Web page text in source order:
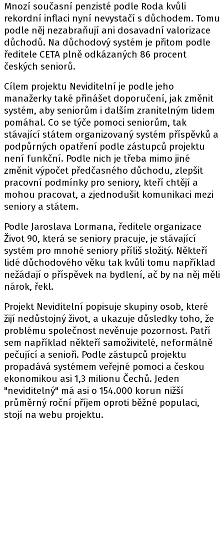
Mnozí současní penzisté podle Roda kvůli
rekordní inflaci nyní nevystačí s důchodem. Tomu
podle něj nezabraňují ani dosavadní valorizace
důchodů. Na důchodový systém je přitom podle
ředitele CETA plně odkázaných 86 procent
českých seniorů.
Cílem projektu Neviditelní je podle jeho
manažerky také přinášet doporučení, jak změnit
systém, aby seniorům i dalším zranitelným lidem
pomáhal. Co se týče pomoci seniorům, tak
stávající státem organizovaný systém příspěvků a
podpůrných opatření podle zástupců projektu
není funkční. Podle nich je třeba mimo jiné
změnit výpočet předčasného důchodu, zlepšit
pracovní podmínky pro seniory, kteří chtějí a
mohou pracovat, a zjednodušit komunikaci mezi
seniory a státem.
Podle Jaroslava Lormana, ředitele organizace
Život 90, která se seniory pracuje, je stávající
systém pro mnohé seniory příliš složitý. Někteří
lidé důchodového věku tak kvůli tomu například
nežádají o příspěvek na bydlení, ač by na něj měli
nárok, řekl.
Projekt Neviditelní popisuje skupiny osob, které
žijí nedůstojný život, a ukazuje důsledky toho, že
problému společnost nevěnuje pozornost. Patří
sem například někteří samoživitelé, neformálně
pečující a senioři. Podle zástupců projektu
propadává systémem veřejné pomoci a českou
ekonomikou asi 1,3 milionu Čechů. Jeden
"neviditelný" má asi o 154.000 korun nižší
průměrný roční příjem oproti běžné populaci,
stojí na webu projektu.